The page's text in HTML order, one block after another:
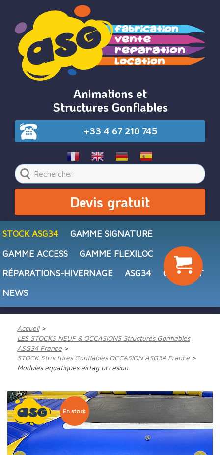
Animations et
Structures Gonflables
+33 4 67 210 745
Devis gratuit
STOCK ASG34
GAMME SIGNATURE
GAMME ACCESS
GAMME FLEXILOC
RÉPARATIONS-HIVERNAGE
ASG34
CONTACT
NEWS
Accueil
LES STOCKS NEUF & OCCASIONS Structures Gonflables
ASG34 France
STOCK Structures Gonflables OCCASION ASG34 France
Modules aquatiques airtag occasion
En stock